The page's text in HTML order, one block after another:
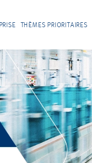
THÈMES PRIORITAIRES